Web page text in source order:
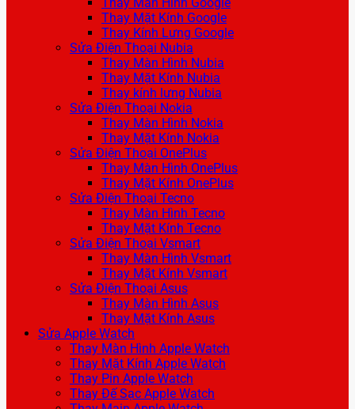
Thay Mặt Kính Google
Thay Kính Lưng Google
Sửa Điện Thoại Nubia
Thay Màn Hình Nubia
Thay Mặt Kính Nubia
Thay kính lưng Nubia
Sửa Điện Thoại Nokia
Thay Màn Hình Nokia
Thay Mặt Kính Nokia
Sửa Điện Thoại OnePlus
Thay Màn Hình OnePlus
Thay Mặt Kính OnePlus
Sửa Điện Thoại Tecno
Thay Màn Hình Tecno
Thay Mặt Kính Tecno
Sửa Điện Thoại Vsmart
Thay Màn Hình Vsmart
Thay Mặt Kính Vsmart
Sửa Điện Thoại Asus
Thay Màn Hình Asus
Thay Mặt Kính Asus
Sửa Apple Watch
Thay Màn Hình Apple Watch
Thay Mặt Kính Apple Watch
Thay Pin Apple Watch
Thay Đế Sạc Apple Watch